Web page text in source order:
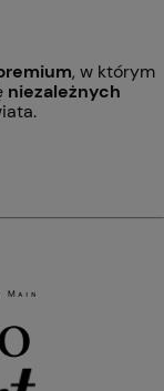
, w którym
niezależnych